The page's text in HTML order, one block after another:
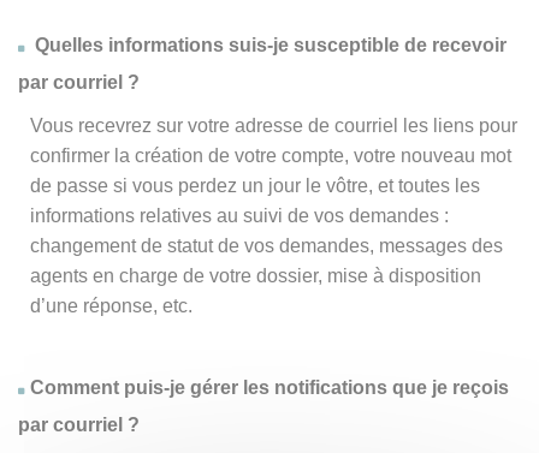
Quelles informations suis-je susceptible de recevoir
par courriel ?
Vous recevrez sur votre adresse de courriel les liens pour
confirmer la création de votre compte, votre nouveau mot
de passe si vous perdez un jour le vôtre, et toutes les
informations relatives au suivi de vos demandes :
changement de statut de vos demandes, messages des
agents en charge de votre dossier, mise à disposition
d’une réponse, etc.
Comment puis-je gérer les notifications que je reçois
par courriel ?